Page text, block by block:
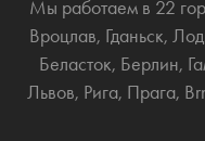
Мы работаем в 22
Вроцлав, Гданьск,
Беласток, Берлин,
Львов, Рига, Прага,